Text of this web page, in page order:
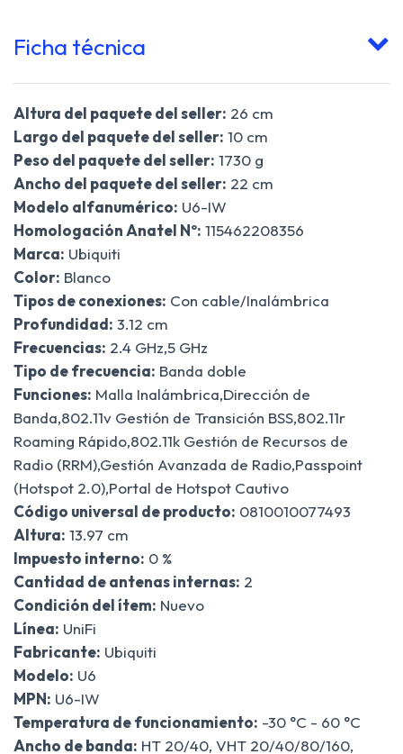
Ficha técnica
Altura del paquete del seller: 26 cm
Largo del paquete del seller: 10 cm
Peso del paquete del seller: 1730 g
Ancho del paquete del seller: 22 cm
Modelo alfanumérico: U6-IW
Homologación Anatel Nº: 115462208356
Marca: Ubiquiti
Color: Blanco
Tipos de conexiones: Con cable/Inalámbrica
Profundidad: 3.12 cm
Frecuencias: 2.4 GHz,5 GHz
Tipo de frecuencia: Banda doble
Funciones: Malla Inalámbrica,Dirección de
Banda,802.11v Gestión de Transición BSS,802.11r
Roaming Rápido,802.11k Gestión de Recursos de
Radio (RRM),Gestión Avanzada de Radio,Passpoint
(Hotspot 2.0),Portal de Hotspot Cautivo
Código universal de producto: 0810010077493
Altura: 13.97 cm
Impuesto interno: 0 %
Cantidad de antenas internas: 2
Condición del ítem: Nuevo
Línea: UniFi
Fabricante: Ubiquiti
Modelo: U6
MPN: U6-IW
Temperatura de funcionamiento: -30 °C - 60 °C
Ancho de banda: HT 20/40, VHT 20/40/80/160,